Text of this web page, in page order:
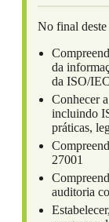
No final deste
da
da ISO/
Conhecer
incluindo
práticas,
27001
auditoria